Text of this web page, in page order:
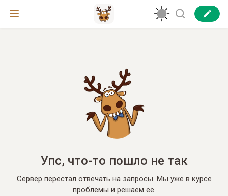
Упс, что-то пошло не так
Сервер перестал отвечать на запросы. Мы уже в курсе
проблемы и решаем её.